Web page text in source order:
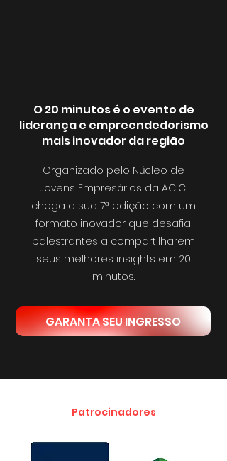
O 20 minutos é o evento de
liderança e empreendedorismo
mais inovador da região
Organizado pelo Núcleo de
Jovens Empresários da ACIC,
chega a sua 7ª edição com um
formato inovador que desafia
palestrantes a compartilharem
seus melhores insights em 20
minutos.
GARANTA SEU INGRESSO
Patrocinadores